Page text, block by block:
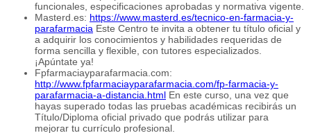
funcionales, especificaciones aprobadas y normativa vigente.
Masterd.es: https://www.masterd.es/tecnico-en-farmacia-y-
parafarmacia Este Centro te invita a obtener tu título oficial y
a adquirir los conocimientos y habilidades requeridas de
forma sencilla y flexible, con tutores especializados.
¡Apúntate ya!
Fpfarmaciayparafarmacia.com:
http://www.fpfarmaciayparafarmacia.com/fp-farmacia-y-
parafarmacia-a-distancia.html En este curso, una vez que
hayas superado todas las pruebas académicas recibirás un
Título/Diploma oficial privado que podrás utilizar para
mejorar tu currículo profesional.